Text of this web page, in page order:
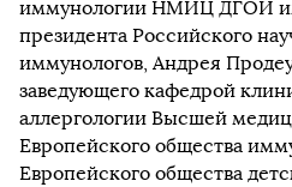
иммунологии НМИЦ ДГОИ
президента Российского
иммунологов, Андрея
заведующего кафедрой
аллергологии Высшей
Европейского общества
Европейского общества